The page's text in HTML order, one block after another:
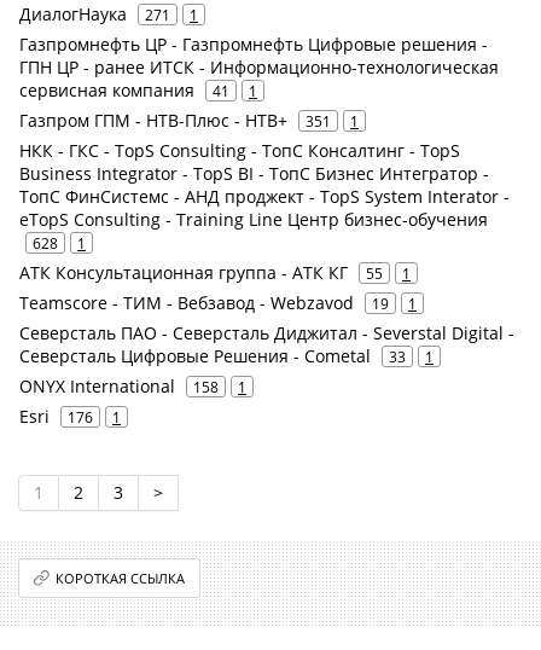
ДиалогНаука 271 1
Газпромнефть ЦР - Газпромнефть Цифровые решения -
ГПН ЦР - ранее ИТСК - Информационно-технологическая
сервисная компания
41 1
Газпром ГПМ - НТВ-Плюс - НТВ+ 351 1
НКК - ГКС - TopS Consulting - ТопС Консалтинг - TopS
Business Integrator - TopS BI - ТопС Бизнес Интегратор -
ТопС ФинСистемс - АНД проджект - TopS System Interator -
eTopS Consulting - Training Line Центр бизнес-обучения
628 1
АТК Консультационная группа - АТК КГ 55 1
Teamscore - ТИМ - Вебзавод - Webzavod 19 1
Северсталь ПАО - Северсталь Диджитал - Severstal Digital -
Северсталь Цифровые Решения - Cometal
33 1
ONYX International 158 1
Esri 176 1
1 2 3 >
КОРОТКАЯ ССЫЛКА